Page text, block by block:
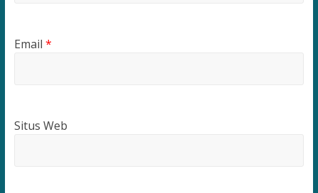
Email *
Situs Web